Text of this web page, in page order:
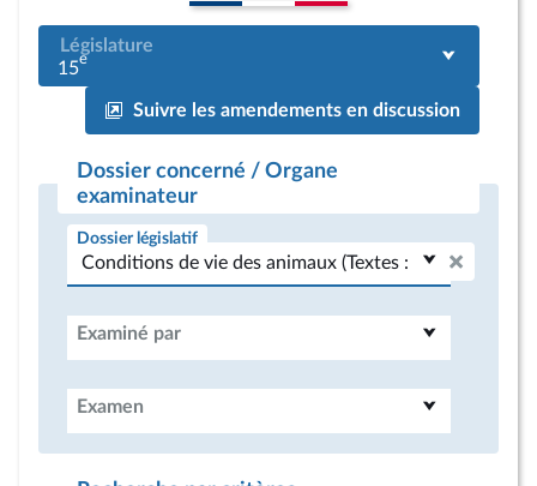
Législature
15e
Suivre les amendements en discussion
Dossier concerné / Organe
examinateur
Dossier législatif
Examiné par
Examen